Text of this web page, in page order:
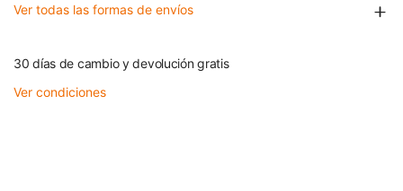
Ver todas las formas de envíos
30 días de cambio y devolución gratis
Ver condiciones